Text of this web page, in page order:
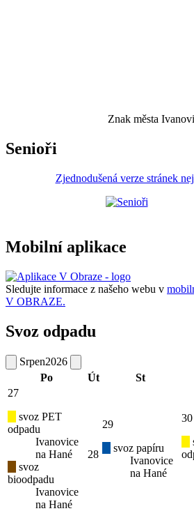
Znak města
Senioři
Zjednodušená verze stránek
Mobilní aplikace
Sledujte informace z našeho webu v
V OBRAZE.
Svoz odpadu
Srpen2026
Po
Út St
27
svoz PET
odpadu
Ivanovice
na Hané
svoz
bioodpadu
Ivanovice
na Hané
28
29
svoz papíru
Ivanovice
na Hané
30